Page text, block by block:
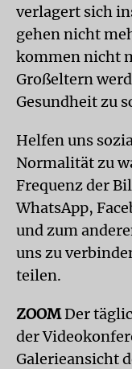
verlagert sich
gehen nicht
kommen nicht
Großeltern
Gesundheit zu
Helfen uns
Normalität zu
Frequenz der
WhatsApp,
und zum
uns zu
teilen.
ZOOMDer
der
Galerieansicht